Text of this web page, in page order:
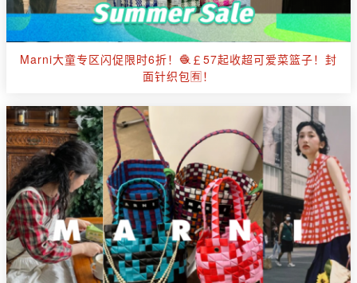
Marni大童专区闪促限时6折！🧶￡57起收超可爱菜篮子！封
面针织包🈶！